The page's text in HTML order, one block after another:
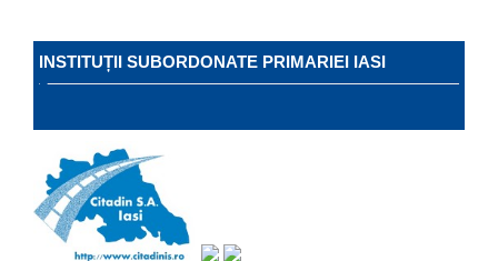
INSTITUȚII SUBORDONATE PRIMARIEI IASI